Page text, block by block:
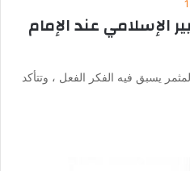
الإسلامي عند الإمام
يسبق فيه الفكر الفعل ، وتتأكد